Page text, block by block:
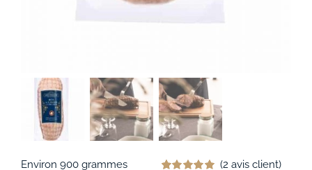
Environ 900 grammes (2 avis client)